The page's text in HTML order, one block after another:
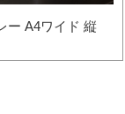
ー A4ワイド 縦